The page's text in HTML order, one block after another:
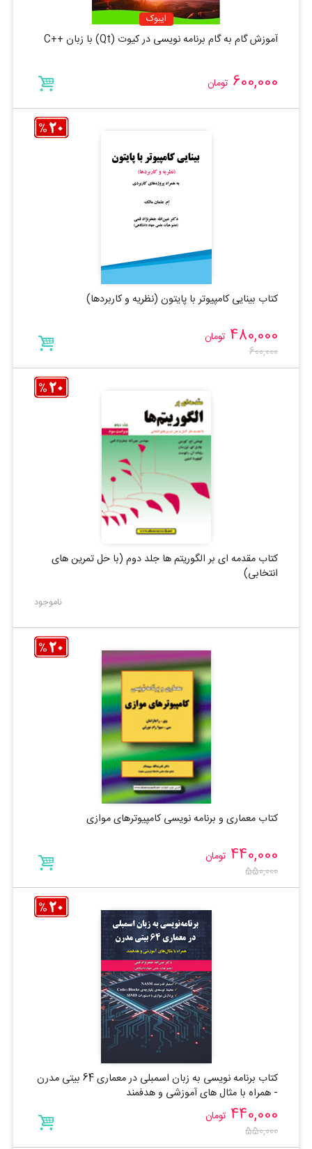
ایبوک
آموزش گام به گام برنامه نویسی در کیوت (Qt) با زبان ++C
600,000 تومان
کتاب بینایی کامپیوتر با پایتون (نظریه و کاربردها)
480,000 تومان
600,000
کتاب مقدمه ای بر الگوریتم ها جلد دوم (با حل تمرین های
انتخابی)
ناموجود
کتاب معماری و برنامه نویسی کامپیوترهای موازی
440,000 تومان
550,000
کتاب برنامه نویسی به زبان اسمبلی در معماری 64 بیتی مدرن
- همراه با مثال های آموزشی و هدفمند
440,000 تومان
550,000